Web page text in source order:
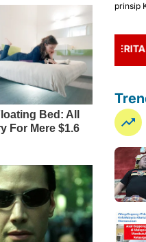
prinsip
BERITA MEDIA